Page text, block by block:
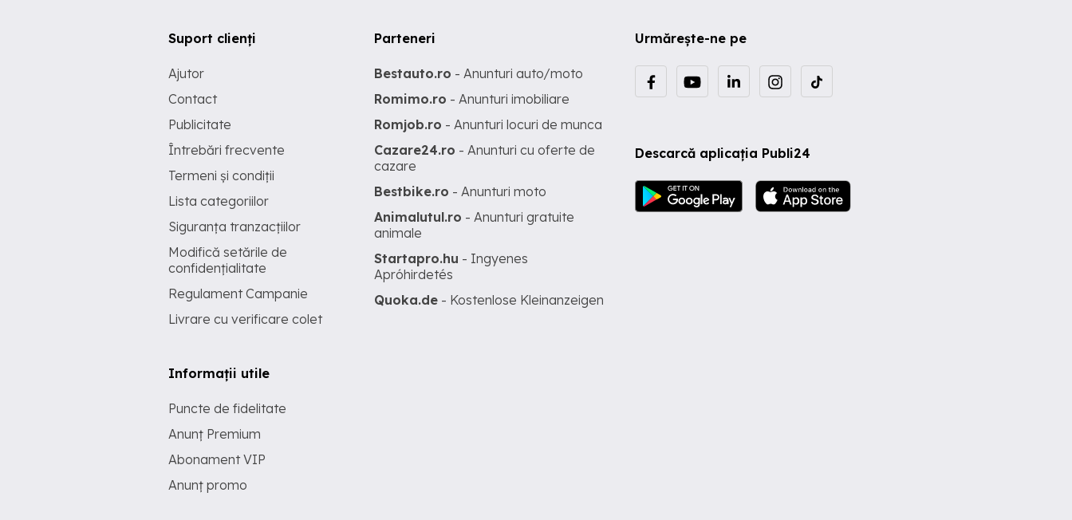
Urmărește-ne pe
Descarcă aplicația Publi24
Suport clienți
Ajutor
Contact
Publicitate
Întrebări frecvente
Termeni și condiții
Lista categoriilor
Siguranța tranzacțiilor
Modifică setările de
confidențialitate
Regulament Campanie
Livrare cu verificare colet
Informații utile
Puncte de fidelitate
Anunț Premium
Abonament VIP
Anunț promo
Parteneri
Bestauto.ro - Anunturi auto/moto
Romimo.ro - Anunturi imobiliare
Romjob.ro - Anunturi locuri de munca
Cazare24.ro - Anunturi cu oferte de
cazare
Bestbike.ro - Anunturi moto
Animalutul.ro - Anunturi gratuite
animale
Startapro.hu - Ingyenes
Apróhirdetés
Quoka.de - Kostenlose Kleinanzeigen